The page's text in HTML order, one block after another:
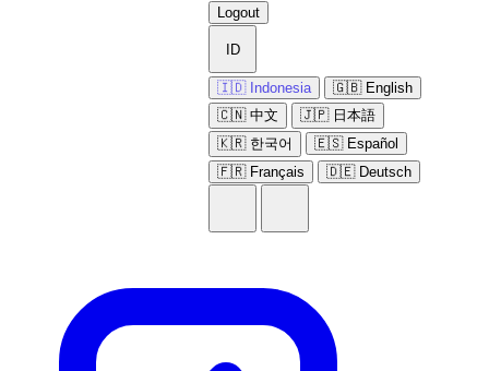
Logout
ID
🇮🇩 Indonesia
🇬🇧 English
🇨🇳 中文
🇯🇵 日本語
🇰🇷 한국어
🇪🇸 Español
🇫🇷 Français
🇩🇪 Deutsch